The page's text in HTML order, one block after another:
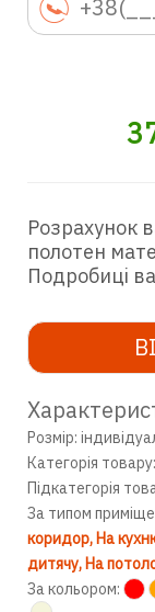
Розрахунок
полотен
Подробиці
Розмір:
Категорія товару:
Підкатегорія
За типом
коридор На
дитячу На
За кольором: